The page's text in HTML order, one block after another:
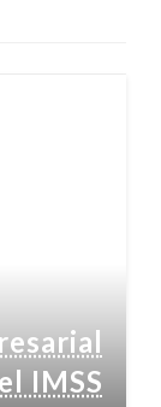
IMSS